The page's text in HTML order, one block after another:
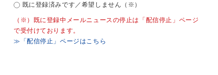
既に登録済みです／希望しません（※）
（※）既に登録中メールニュースの停止は「配信停止」ページ
で受付けております。
≫「配信停止」ページはこちら